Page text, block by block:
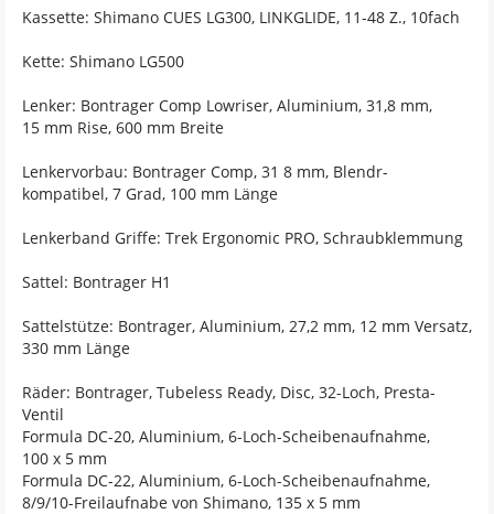
Kassette: Shimano CUES LG300, LINKGLIDE, 11-48 Z., 10fach
Kette: Shimano LG500
Lenker: Bontrager Comp Lowriser, Aluminium, 31,8 mm,
15 mm Rise, 600 mm Breite
Lenkervorbau: Bontrager Comp, 31 8 mm, Blendr-
kompatibel, 7 Grad, 100 mm Länge
Lenkerband Griffe: Trek Ergonomic PRO, Schraubklemmung
Sattel: Bontrager H1
Sattelstütze: Bontrager, Aluminium, 27,2 mm, 12 mm Versatz,
330 mm Länge
Räder: Bontrager, Tubeless Ready, Disc, 32-Loch, Presta-
Ventil
Formula DC-20, Aluminium, 6-Loch-Scheibenaufnahme,
100 x 5 mm
Formula DC-22, Aluminium, 6-Loch-Scheibenaufnahme,
8/9/10-Freilaufnabe von Shimano, 135 x 5 mm